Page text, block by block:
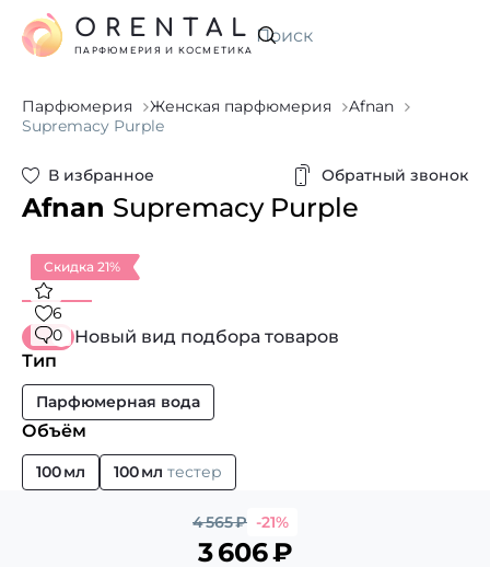
Искать
ORENTAL
ПАРФЮМЕРИЯ И КОСМЕТИКА
Парфюмерия Женская парфюмерия
Afnan
Supremacy Purple
В избранное Обратный звонок
Afnan Supremacy Purple
Скидка 21%
6
0
Новый вид подбора товаров
Тип
Парфюмерная вода
Объём
100 мл 100 мл тестер
4 565₽ -21%
3 606₽